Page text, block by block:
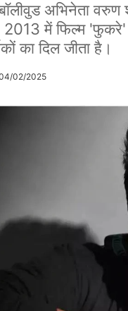
अभिनेता वरुण
2013 में फिल्म 'फुकरे'
का दिल जीता है।
02/2025